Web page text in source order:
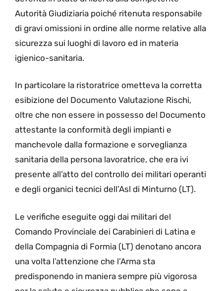
Autorità Giudiziaria poiché ritenuta responsabile
di gravi omissioni in ordine alle norme relative alla
sicurezza sui luoghi di lavoro ed in materia
igienico-sanitaria.
In particolare la ristoratrice ometteva la corretta
esibizione del Documento Valutazione Rischi,
oltre che non essere in possesso del Documento
attestante la conformità degli impianti e
manchevole dalla formazione e sorveglianza
sanitaria della persona lavoratrice, che era ivi
presente all’atto del controllo dei militari operanti
e degli organici tecnici dell’Asl di Minturno (LT).
Le verifiche eseguite oggi dai militari del
Comando Provinciale dei Carabinieri di Latina e
della Compagnia di Formia (LT) denotano ancora
una volta l’attenzione che l’Arma sta
predisponendo in maniera sempre più vigorosa